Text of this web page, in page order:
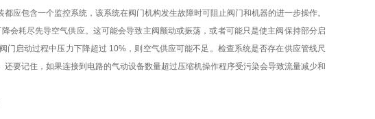
应包含一个监控系统，该系统在阀门机构发生故障时可阻止阀门和机器的进一步操作。
会耗尽先导空气供应。这可能会导致主阀颤动或振荡，或者可能只是使主阀保持部分启
启动过程中压力下降超过 10%，则空气供应可能不足。检查系统是否存在供应管线尺
要记住，如果连接到电路的气动设备数量超过压缩机操作程序受污染会导致流量减少和